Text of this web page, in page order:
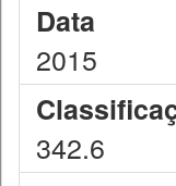
Data
2015
342.6